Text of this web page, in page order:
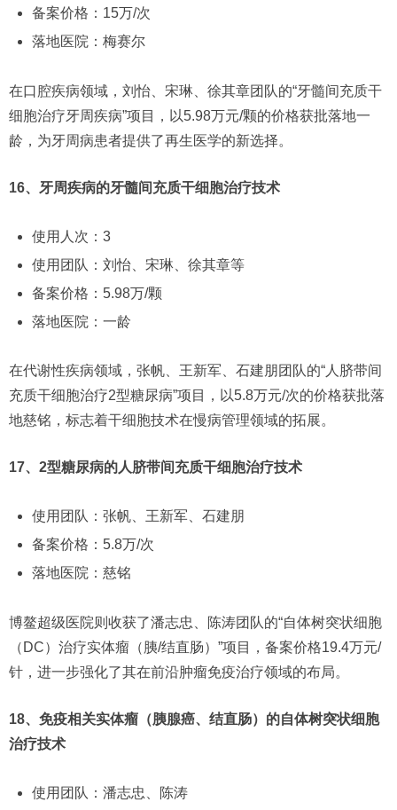
备案价格：15万/次
落地医院：梅赛尔
在口腔疾病领域，刘怡、宋琳、徐其章团队的“牙髓间充质干
细胞治疗牙周疾病”项目，以5.98万元/颗的价格获批落地一
龄，为牙周病患者提供了再生医学的新选择。
16、牙周疾病的牙髓间充质干细胞治疗技术
使用人次：3
使用团队：刘怡、宋琳、徐其章等
备案价格：5.98万/颗
落地医院：一龄
在代谢性疾病领域，张帆、王新军、石建朋团队的“人脐带间
充质干细胞治疗2型糖尿病”项目，以5.8万元/次的价格获批落
地慈铭，标志着干细胞技术在慢病管理领域的拓展。
17、2型糖尿病的人脐带间充质干细胞治疗技术
使用团队：张帆、王新军、石建朋
备案价格：5.8万/次
落地医院：慈铭
博鳌超级医院则收获了潘志忠、陈涛团队的“自体树突状细胞
（DC）治疗实体瘤（胰/结直肠）”项目，备案价格19.4万元/
针，进一步强化了其在前沿肿瘤免疫治疗领域的布局。
18、免疫相关实体瘤（胰腺癌、结直肠）的自体树突状细胞
治疗技术
使用团队：潘志忠、陈涛